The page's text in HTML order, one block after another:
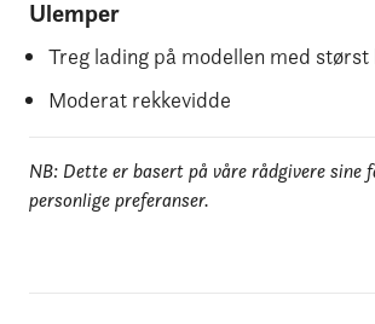
Ulemper
Treg lading på modellen med
Moderat rekkevidde
NB: Dette er basert på våre rådgivere sine
personlige preferanser.